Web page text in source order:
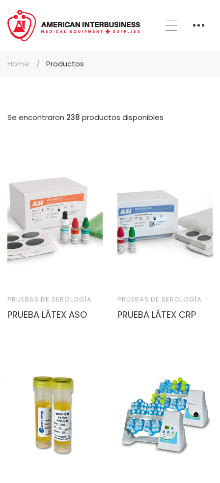
Home Productos
Se encontraron 238 productos disponibles
PRUEBAS DE SEROLOGÍA
PRUEBA LÁTEX ASO
PRUEBAS DE SEROLOGÍA
PRUEBA LÁTEX CRP